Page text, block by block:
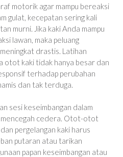
motorik agar mampu bereaksi
gulat, kecepatan sering kali
murni. Jika kaki Anda mampu
lawan, maka peluang
drastis. Latihan
otot kaki tidak hanya besar dan
terhadap perubahan
dan tak terduga.
sesi keseimbangan dalam
mencegah cedera. Otot-otot
pergelangan kaki harus
putaran atau tarikan
papan keseimbangan atau